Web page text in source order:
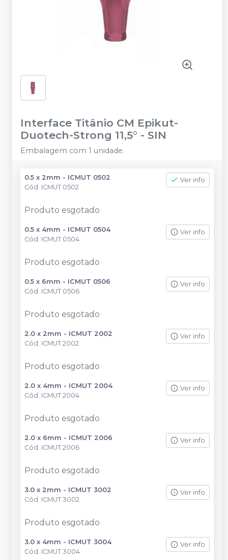
Interface Titânio CM Epikut-
Duotech-Strong 11,5° - SIN
Embalagem com 1 unidade.
0.5 x 2mm - ICMUT 0502
Cód. ICMUT 0502
Ver info
Produto esgotado
0.5 x 4mm - ICMUT 0504
Cód. ICMUT 0504
Ver info
Produto esgotado
0.5 x 6mm - ICMUT 0506
Cód. ICMUT 0506
Ver info
Produto esgotado
2.0 x 2mm - ICMUT 2002
Cód. ICMUT 2002
Ver info
Produto esgotado
2.0 x 4mm - ICMUT 2004
Cód. ICMUT 2004
Ver info
Produto esgotado
2.0 x 6mm - ICMUT 2006
Cód. ICMUT 2006
Ver info
Produto esgotado
3.0 x 2mm - ICMUT 3002
Cód. ICMUT 3002
Ver info
Produto esgotado
3.0 x 4mm - ICMUT 3004
Cód. ICMUT 3004
Ver info